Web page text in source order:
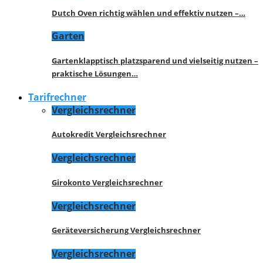
Dutch Oven richtig wählen und effektiv nutzen –…
Garten
Gartenklapptisch platzsparend und vielseitig nutzen –
praktische Lösungen…
Tarifrechner
Vergleichsrechner
Autokredit Vergleichsrechner
Vergleichsrechner
Girokonto Vergleichsrechner
Vergleichsrechner
Geräteversicherung Vergleichsrechner
Vergleichsrechner